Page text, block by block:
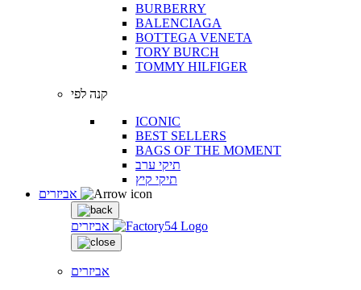
BURBERRY
BALENCIAGA
BOTTEGA VENETA
TORY BURCH
TOMMY HILFIGER
קנה לפי
ICONIC
BEST SELLERS
BAGS OF THE MOMENT
תיקי ערב
תיקי קיץ
אביזרים
אביזרים